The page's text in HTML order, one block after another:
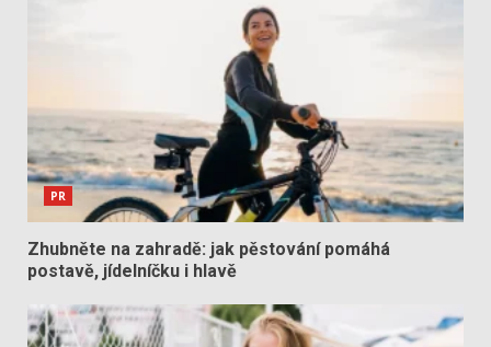
PR
Zhubněte na zahradě: jak pěstování pomáhá
postavě, jídelníčku i hlavě